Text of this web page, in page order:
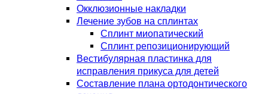
Окклюзионные накладки
Лечение зубов на сплинтах
Сплинт миопатический
Сплинт репозиционирующий
Вестибулярная пластинка для
исправления прикуса для детей
Составление плана ортодонтического